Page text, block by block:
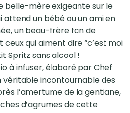
belle-mère exigeante sur le
attend un bébé ou un ami en
un beau-frère fan de
qui aiment dire “c’est moi
Spritz sans alcool !
à infuser, élaboré par Chef
véritable incontournable des
l’amertume de la gentiane,
d’agrumes de cette